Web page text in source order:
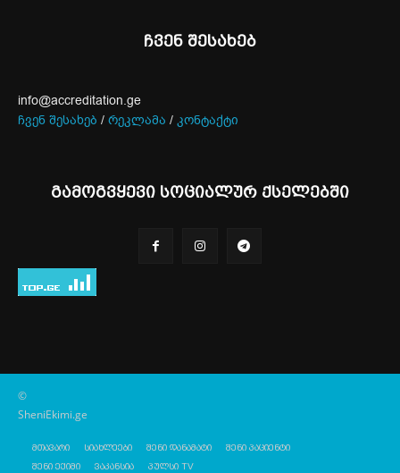
ჩვენ შესახებ
info@accreditation.ge
ჩვენ შესახებ / რეკლამა / კონტაქტი
გამოგვყევი სოციალურ ქსელებში
©
SheniEkimi.ge
მთავარი სიახლეები შენი დანამატი
შენი პაციენტი
შენი ექიმი
ვაკანსია პულსი TV